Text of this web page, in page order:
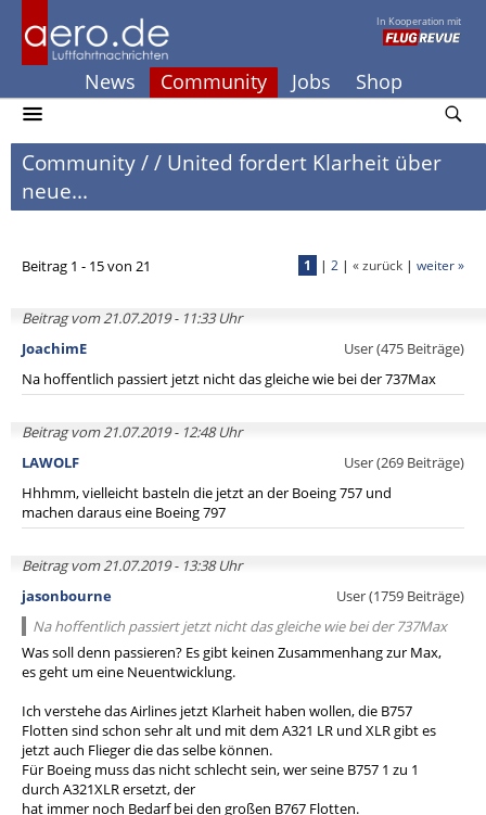
In Kooperation mit
News Community Jobs Shop
Community// United fordert Klarheit über
neue...
Beitrag 1 - 15 von 21 1 | 2 | « zurück | weiter »
Beitrag vom 21.07.2019 - 11:33 Uhr
JoachimE
User (475 Beiträge)
Na hoffentlich passiert jetzt nicht das gleiche wie bei der 737Max
Beitrag vom 21.07.2019 - 12:48 Uhr
LAWOLF
User (269 Beiträge)
Hhhmm, vielleicht basteln die jetzt an der Boeing 757 und
machen daraus eine Boeing 797
Beitrag vom 21.07.2019 - 13:38 Uhr
jasonbourne
User (1759 Beiträge)
Na hoffentlich passiert jetzt nicht das gleiche wie bei der 737Max
Was soll denn passieren? Es gibt keinen Zusammenhang zur Max,
es geht um eine Neuentwicklung.
Ich verstehe das Airlines jetzt Klarheit haben wollen, die B757
Flotten sind schon sehr alt und mit dem A321 LR und XLR gibt es
jetzt auch Flieger die das selbe können.
Für Boeing muss das nicht schlecht sein, wer seine B757 1 zu 1
durch A321XLR ersetzt, der
hat immer noch Bedarf bei den großen B767 Flotten.